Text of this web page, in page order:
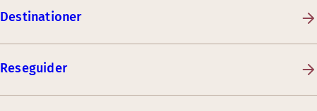
Destinationer
Reseguider